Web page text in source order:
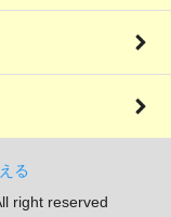
る
right reserved